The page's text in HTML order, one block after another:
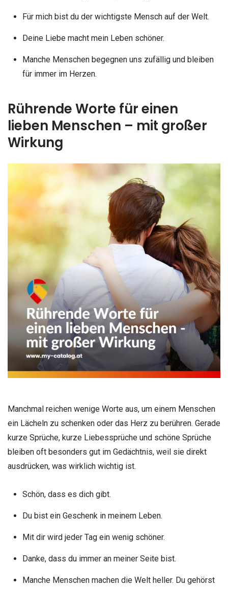
Für mich bist du der wichtigste Mensch auf der Welt.
Deine Liebe macht mein Leben schöner.
Manche Menschen begegnen uns zufällig und bleiben
für immer im Herzen.
Rührende Worte für einen
lieben Menschen – mit großer
Wirkung
Manchmal reichen wenige Worte aus, um einem Menschen
ein Lächeln zu schenken oder das Herz zu berühren. Gerade
kurze Sprüche, kurze Liebessprüche und schöne Sprüche
bleiben oft besonders gut im Gedächtnis, weil sie direkt
ausdrücken, was wirklich wichtig ist.
Schön, dass es dich gibt.
Du bist ein Geschenk in meinem Leben.
Mit dir wird jeder Tag ein wenig schöner.
Danke, dass du immer an meiner Seite bist.
Manche Menschen machen die Welt heller. Du gehörst